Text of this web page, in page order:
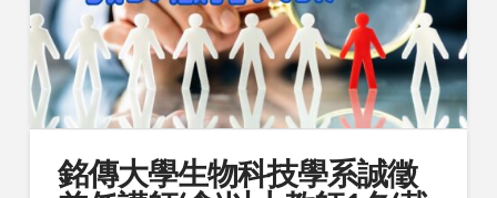
銘傳大學生物科技學系誠徵